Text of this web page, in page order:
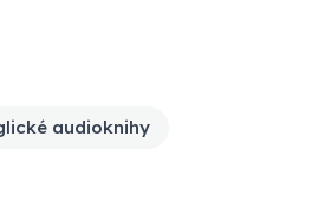
audioknihy